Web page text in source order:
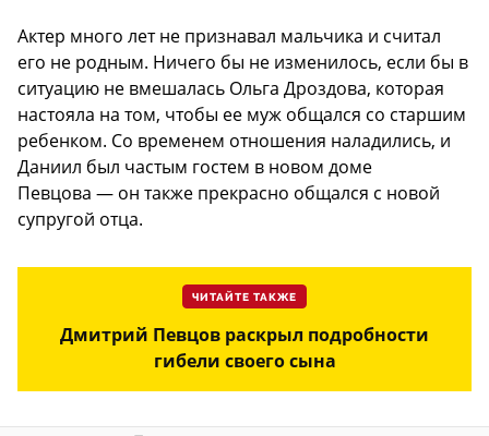
Актер много лет не признавал мальчика и считал
его не родным. Ничего бы не изменилось, если бы в
ситуацию не вмешалась Ольга Дроздова, которая
настояла на том, чтобы ее муж общался со старшим
ребенком. Со временем отношения наладились, и
Даниил был частым гостем в новом доме
Певцова — он также прекрасно общался с новой
супругой отца.
ЧИТАЙТЕ ТАКЖЕ
Дмитрий Певцов раскрыл подробности
гибели своего сына